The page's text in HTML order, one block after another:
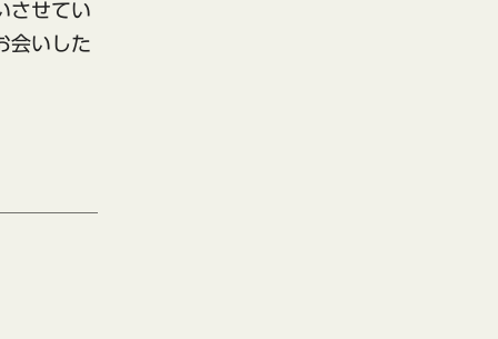
させてい
会いした